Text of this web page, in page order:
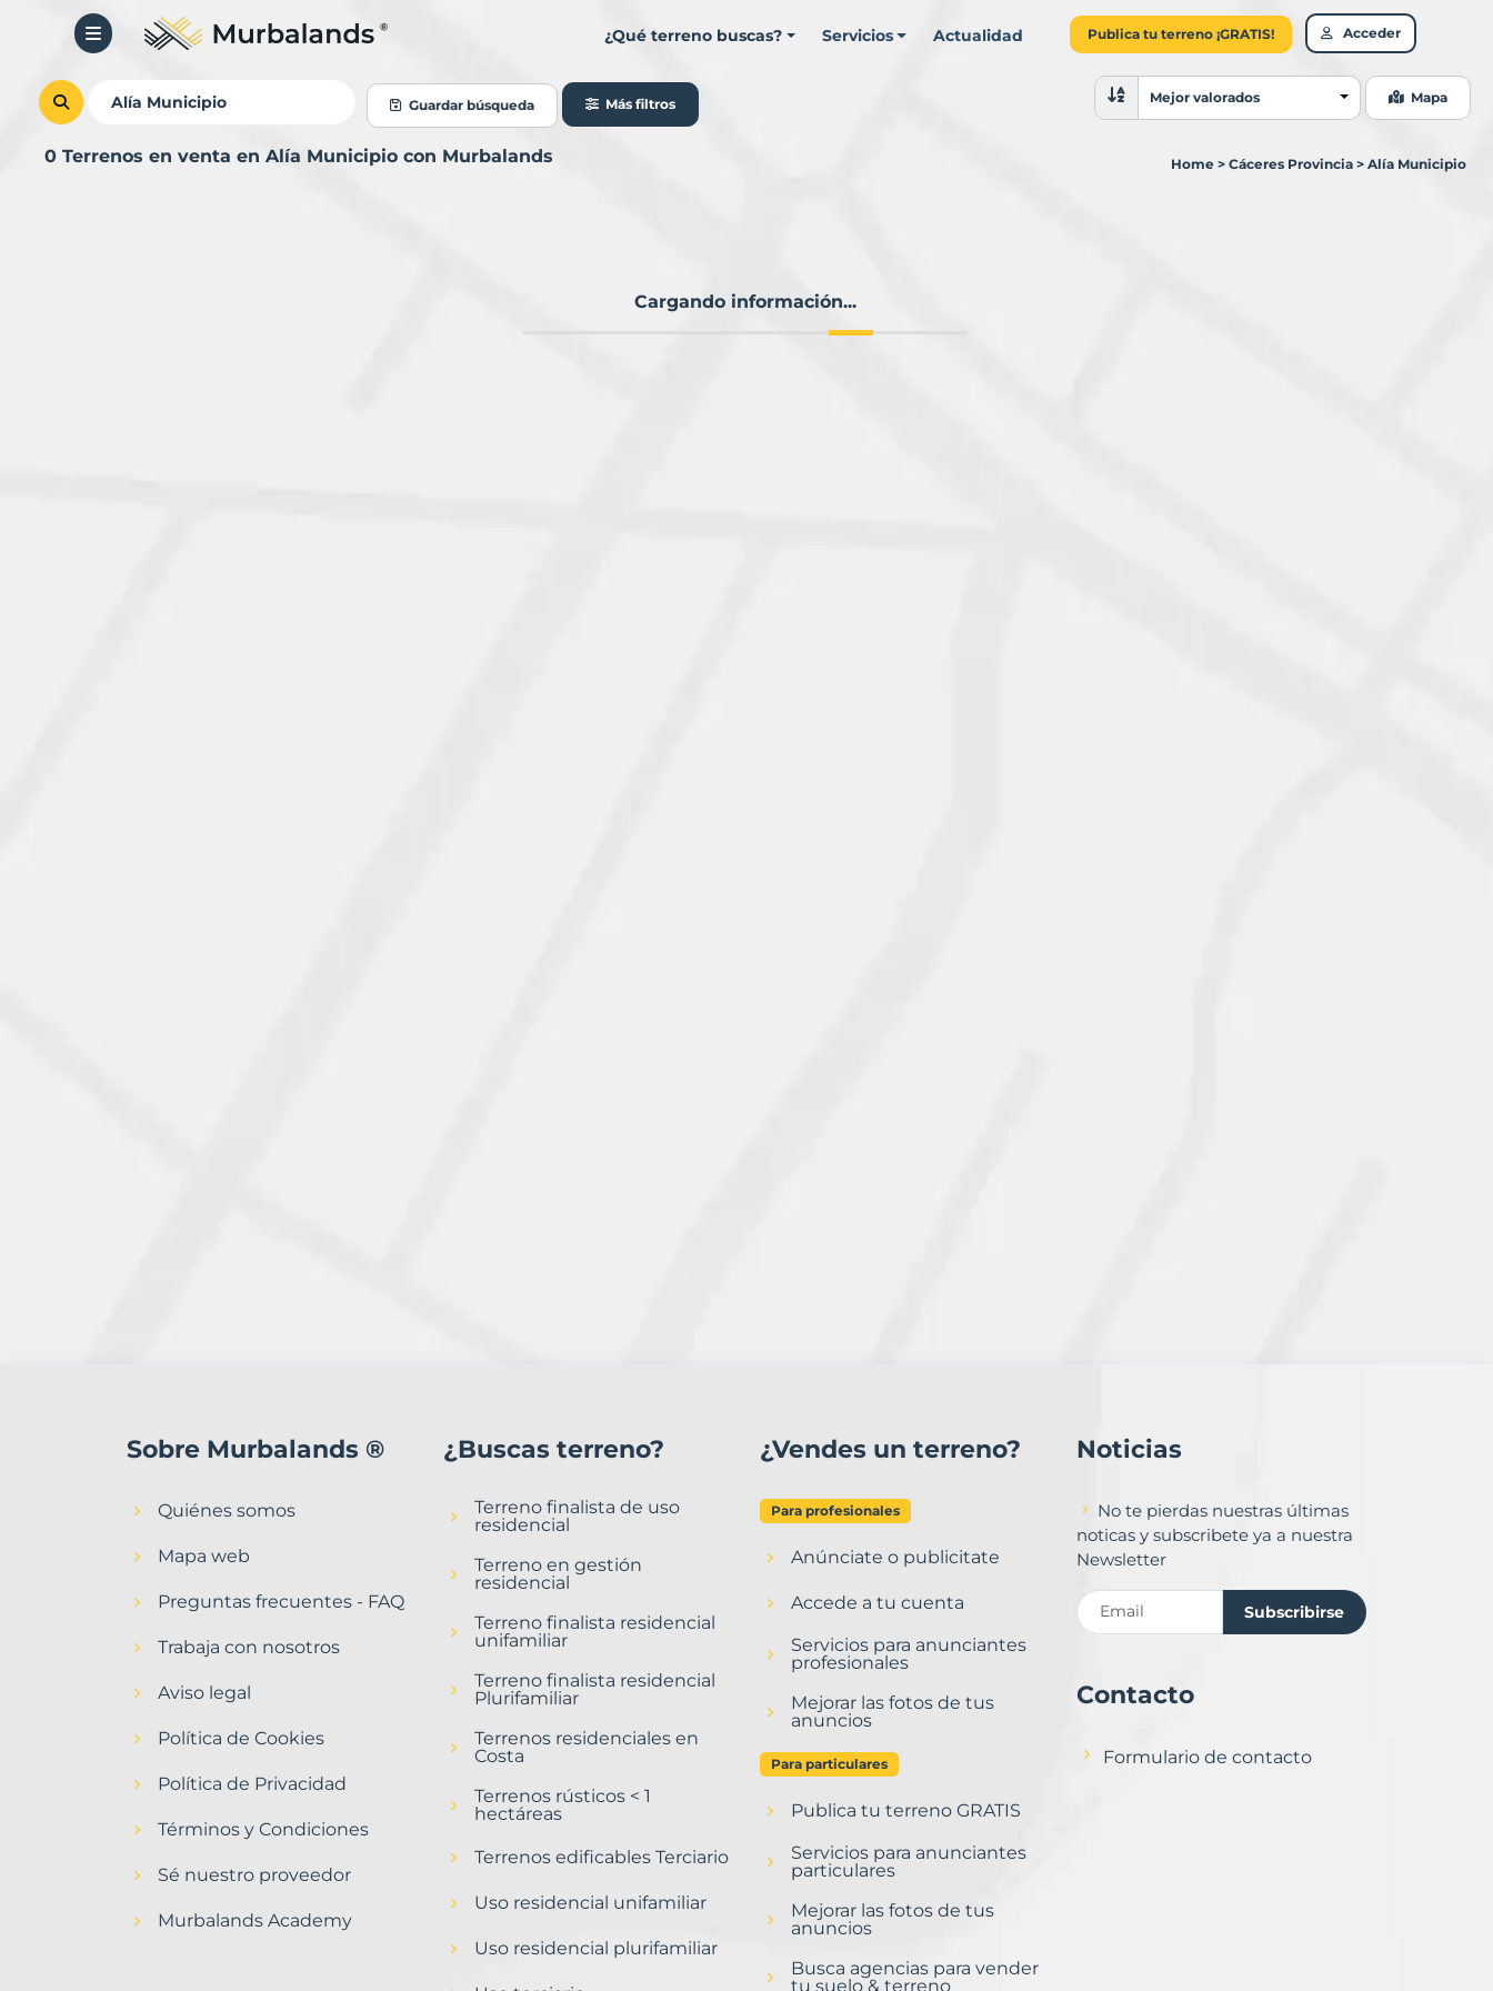
¿Qué terreno buscas? Servicios Actualidad Publica tu terreno ¡GRATIS! Acceder
Guardar búsqueda Más filtros
Ordenar resultados
Mejor valorados Mapa
0 Terrenos en venta en Alía Municipio con Murbalands Home > Cáceres Provincia > Alía Municipio
Cargando información...
Sobre Murbalands ®
Quiénes somos
Mapa web
Preguntas frecuentes - FAQ
Trabaja con nosotros
Aviso legal
Política de Cookies
Política de Privacidad
Términos y Condiciones
Sé nuestro proveedor
Murbalands Academy
¿Buscas terreno?
Terreno finalista de uso
residencial
Terreno en gestión
residencial
Terreno finalista residencial
unifamiliar
Terreno finalista residencial
Plurifamiliar
Terrenos residenciales en
Costa
Terrenos rústicos < 1
hectáreas
Terrenos edificables Terciario
Uso residencial unifamiliar
Uso residencial plurifamiliar
¿Vendes un terreno?
Para profesionales
Anúnciate o publicitate
Accede a tu cuenta
Servicios para anunciantes
profesionales
Mejorar las fotos de tus
anuncios
Para particulares
Publica tu terreno GRATIS
Servicios para anunciantes
particulares
Mejorar las fotos de tus
anuncios
Busca agencias para vender
tu suelo & terreno
Noticias
No te pierdas nuestras últimas
noticas y subscribete ya a nuestra
Newsletter
Subscribirse
Contacto
Formulario de contacto